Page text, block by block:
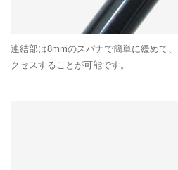
連結部は8mmのスパナで簡単に緩めて
クセスすることが可能です。